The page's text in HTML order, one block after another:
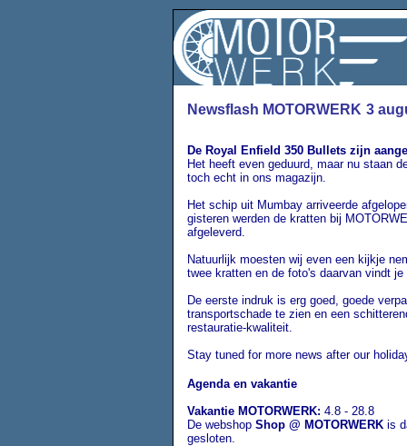
Newsflash MOTORWERK 3
De Royal Enfield 350 Bullets zijn
Het heeft even geduurd, maar nu staan
toch echt in ons magazijn.
Het schip uit Mumbay arriveerde
gisteren werden de kratten bij
afgeleverd.
Natuurlijk moesten wij even een kijkje
twee kratten en de foto's daarvan vindt je
De eerste indruk is erg goed, goede
transportschade te zien en een
restauratie-kwaliteit.
Stay tuned for more news after our
Agenda en vakantie
Vakantie MOTORWERK: 4.8 - 28.8
De webshop Shop @ MOTORWERK is
gesloten.